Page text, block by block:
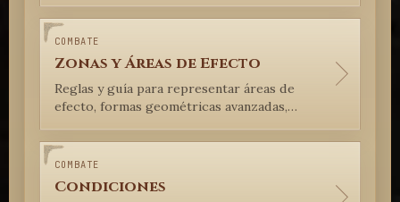
SRM Lite.
COMBATE
Zonas y Áreas de Efecto
Reglas y guía para representar áreas de
efecto, formas geométricas avanzadas,
Cuervo SRM Lite.
COMBATE
Condiciones